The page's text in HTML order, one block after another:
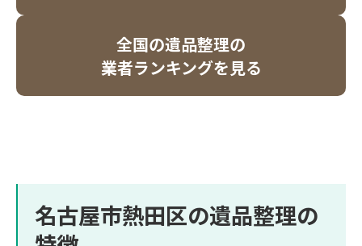
全国の遺品整理の
業者ランキングを見る
名古屋市熱田区の遺品整理の